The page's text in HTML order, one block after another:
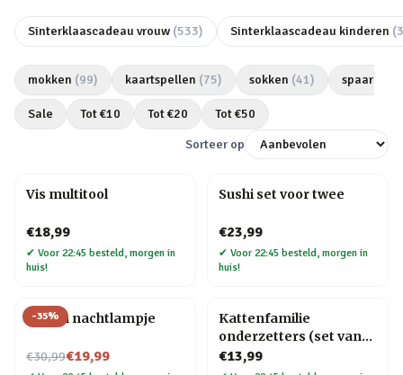
Sinterklaascadeau vrouw (533) Sinterklaascadeau kinderen (
mokken (99) kaartspellen (75) sokken (41)
Sale Tot €10 Tot €20 Tot €50
Sorteer op
Vis multitool
€18,99
✔ Voor 22:45 besteld, morgen in
huis!
Sushi set voor twee
€23,99
✔ Voor 22:45 besteld, morgen in
huis!
-35%
Konijn nachtlampje
€30,99
Nu voor€19,99
Kattenfamilie
onderzetters (set van
6)
€13,99